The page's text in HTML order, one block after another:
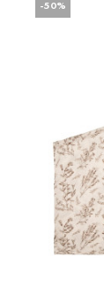
-50%